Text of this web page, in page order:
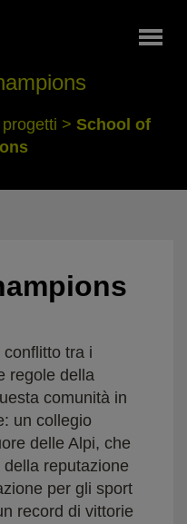
> School of
tra i
regole della
comunità in
un collegio
delle Alpi, che
reputazione
per gli sport
record di vittorie